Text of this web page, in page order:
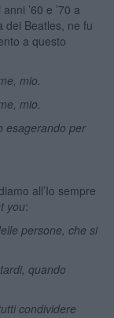
’60 e ’70 a
dei Beatles, ne fu
a questo
mio.
mio.
esagerando per
all’Io sempre
you:
persone, che si
quando
condividere